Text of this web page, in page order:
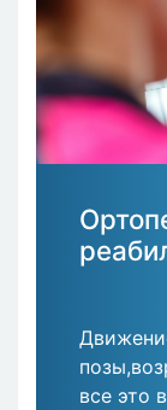
все это